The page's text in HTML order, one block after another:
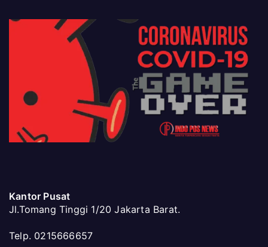
Kantor Pusat
Jl.Tomang Tinggi 1/20 Jakarta Barat.
Telp. 0215666657